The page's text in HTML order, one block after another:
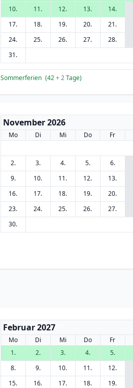
10.
11. 12. 13. 14.
17.
18. 19. 20. 21.
24.
25. 26. 27. 28.
31.
Sommerferien (42+ 2Tage)
November 2026
Mo Di Mi Do Fr
2.
3. 4. 5. 6.
9.
10. 11. 12. 13.
16.
17. 18. 19. 20.
23.
24. 25. 26. 27.
30.
Februar 2027
Mo Di Mi Do Fr
1.
2. 3. 4. 5.
8.
9. 10. 11. 12.
15.
16. 17. 18. 19.